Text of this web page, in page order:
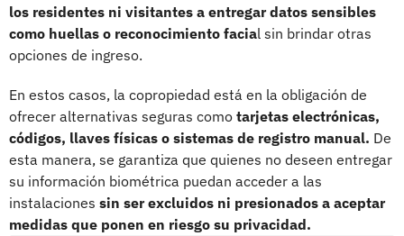
los residentes ni visitantes a entregar datos sensibles
como huellas o reconocimiento facial sin brindar otras
opciones de ingreso.
En estos casos, la copropiedad está en la obligación de
ofrecer alternativas seguras como tarjetas electrónicas,
códigos, llaves físicas o sistemas de registro manual. De
esta manera, se garantiza que quienes no deseen entregar
su información biométrica puedan acceder a las
instalaciones sin ser excluidos ni presionados a aceptar
medidas que ponen en riesgo su privacidad.